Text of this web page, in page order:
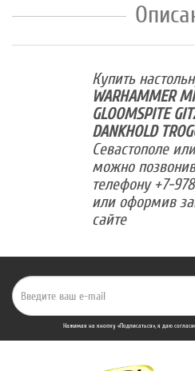
Купить
WARHAMMER
GLOOMSPITE
DANKHOLD
Севастополе
можно
телефону +7-
или оформив
сайте
Нажимая на кнопку «Подписаться», я даю